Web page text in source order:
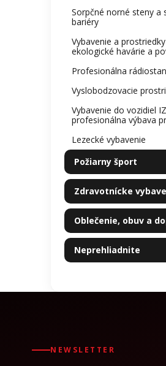
Sorpčné norné steny a
bariéry
Vybavenie a
ekologické havárie a
Profesionálna
Vyslobodzovacie
Vybavenie do vozidiel
profesionálna výbava
Lezecké vybavenie
Požiarny šport
Zdravotnícke
Oblečenie, obuv a
Neprehliadnite
NEWSLETTER